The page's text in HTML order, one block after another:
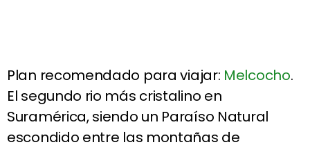
Plan recomendado para viajar: Melcocho.
El segundo rio más cristalino en
Suramérica, siendo un Paraíso Natural
escondido entre las montañas de